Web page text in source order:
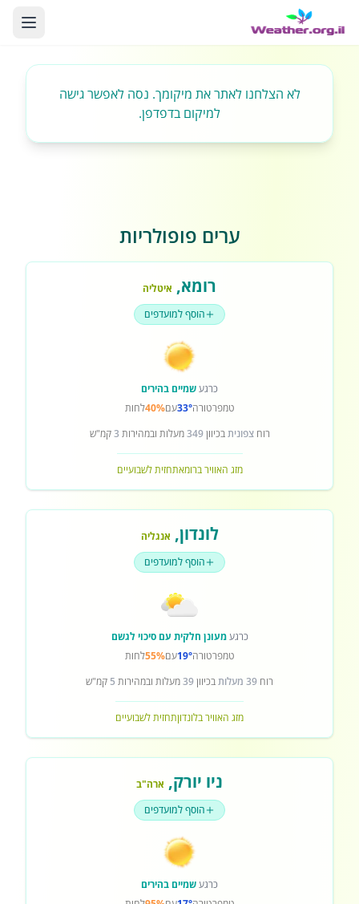
לא הצלחנו לאתר את מיקומך. נסה לאפשר גישה
למיקום בדפדפן.
ערים פופולריות
רומא, איטליה
הוסף למועדפים
כרגעשמיים בהירים
טמפרטורה33°עם40%לחות
רוחצפוניתבכיוון349מעלות ובמהירות 3קמ"ש
מזג האוויר ברומאתחזית לשבועיים
לונדון, אנגליה
הוסף למועדפים
כרגעמעונן חלקית עם סיכוי לגשם
טמפרטורה19°עם55%לחות
רוח 39 מעלות בכיוון39מעלות ובמהירות 5 קמ"ש
מזג האוויר בלונדוןתחזית לשבועיים
ניו יורק, ארה"ב
הוסף למועדפים
כרגעשמיים בהירים